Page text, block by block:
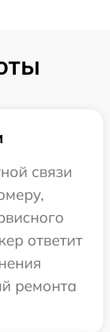
связи
ответит
ремонта